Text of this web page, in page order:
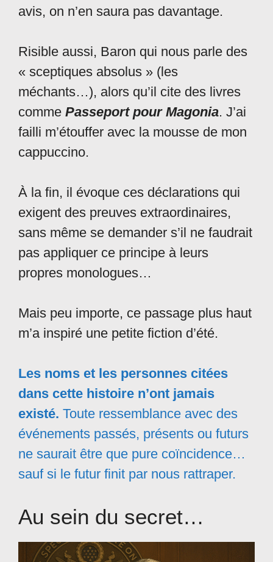
avis, on n’en saura pas davantage.
Risible aussi, Baron qui nous parle des
« sceptiques absolus » (les
méchants…), alors qu’il cite des livres
comme Passeport pour Magonia. J’ai
failli m’étouffer avec la mousse de mon
cappuccino.
À la fin, il évoque ces déclarations qui
exigent des preuves extraordinaires,
sans même se demander s’il ne faudrait
pas appliquer ce principe à leurs
propres monologues…
Mais peu importe, ce passage plus haut
m’a inspiré une petite fiction d’été.
Les noms et les personnes citées
dans cette histoire n’ont jamais
existé. Toute ressemblance avec des
événements passés, présents ou futurs
ne saurait être que pure coïncidence…
sauf si le futur finit par nous rattraper.
Au sein du secret…